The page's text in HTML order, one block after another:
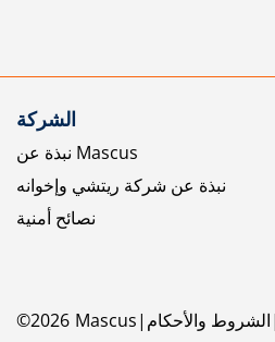
الشركة
نبذة عن Mascus
نبذة عن شركة ريتشي وإخوانه
نصائح أمنية
©2026 Mascus الشروط والأحكام